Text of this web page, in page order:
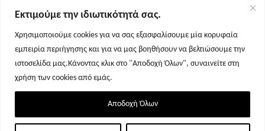
Εκτιμούμε την ιδιωτικότητά σας.
Χρησιμοποιούμε cookies για να σας εξασφαλίσουμε μία κορυφαία
εμπειρία περιήγησης και για να μας βοηθήσουν να βελτιώσουμε την
ιστοσελίδα μας.Κάνοντας κλικ στο "Αποδοχή Όλων", συναινείτε στη
χρήση των cookies από εμάς.
Αποδοχή Όλων
Σελίδα 1 Σελίδα 2